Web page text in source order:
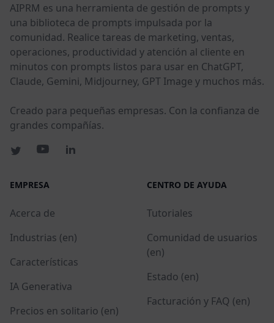
AIPRM es una herramienta de gestión de prompts y
una biblioteca de prompts impulsada por la
comunidad. Realice tareas de marketing, ventas,
operaciones, productividad y atención al cliente en
minutos con prompts listos para usar en ChatGPT,
Claude, Gemini, Midjourney, GPT Image y muchos más.
Creado para pequeñas empresas. Con la confianza de
grandes compañías.
EMPRESA
Acerca de
Industrias (en)
Características
IA Generativa
Precios en solitario (en)
CENTRO DE AYUDA
Tutoriales
Comunidad de usuarios
(en)
Estado (en)
Facturación y FAQ (en)